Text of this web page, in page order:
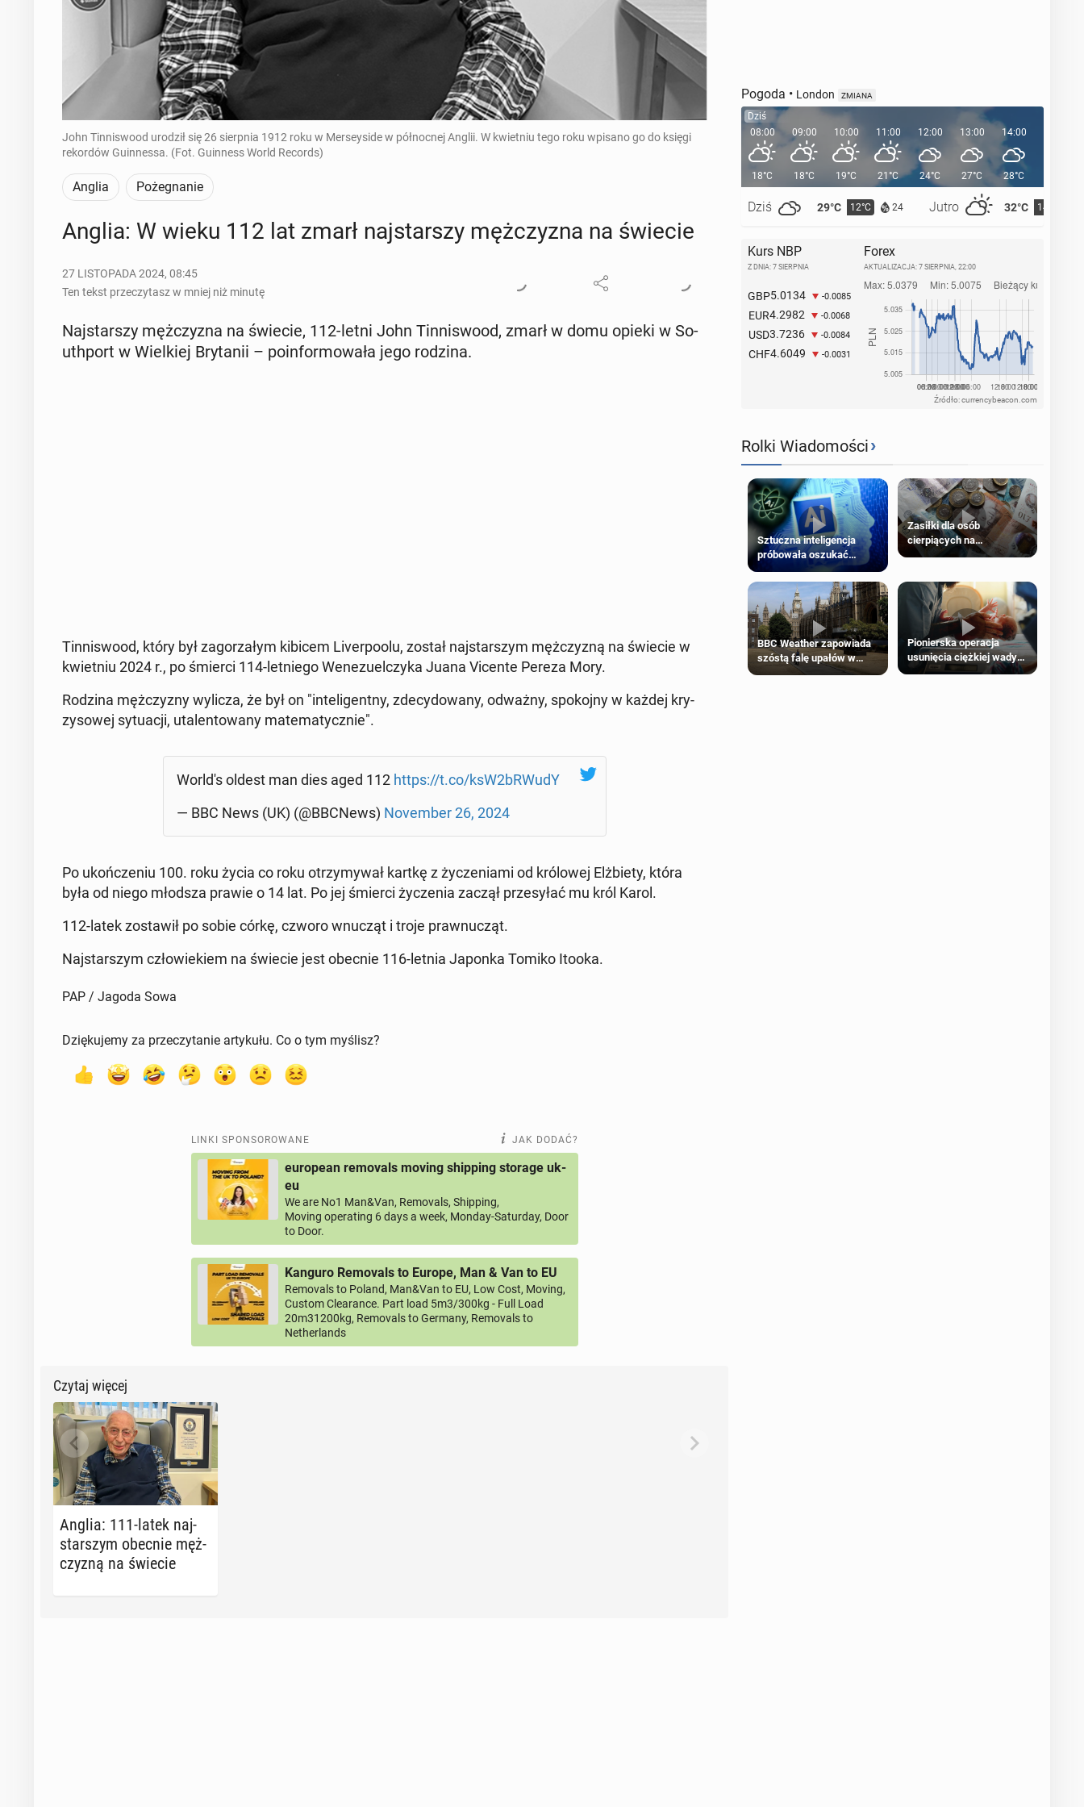
John Tinniswood urodził się 26 sierpnia 1912 roku w Merseyside w północnej Anglii. W kwietniu tego roku wpisano go do księgi
rekordów Guinnessa. (Fot. Guinness World Records)
Anglia Pożegnanie
Anglia: W wieku 112 lat zmarł naj­star­szy męż­czy­zna na świecie
27 LISTOPADA 2024, 08:45
Ten tekst przeczytasz w mniej niż minutę
Naj­star­szy męż­czy­zna na świecie, 112-letni John Tin­ni­swo­od, zmarł w domu opieki w So­
uth­port w Wiel­kiej Bry­ta­nii – po­in­for­mo­wa­ła jego rodzina.
Tin­ni­swo­od, który był za­go­rza­łym kibicem Li­ver­po­olu, został naj­star­szym męż­czy­zną na świecie w
kwiet­niu 2024 r., po śmierci 114-let­nie­go We­ne­zu­el­czy­ka Juana Vicente Pereza Mory.
Rodzina męż­czy­zny wylicza, że był on "in­te­li­gent­ny, zde­cy­do­wa­ny, odważny, spo­koj­ny w każdej kry­
zy­so­wej sy­tu­acji, uta­len­to­wa­ny ma­te­ma­tycz­nie".
World's oldest man dies aged 112 https://t.co/ksW2bRWudY
— BBC News (UK) (@BBCNews) No­vem­ber 26, 2024
Po ukoń­cze­niu 100. roku życia co roku otrzy­my­wał kartkę z ży­cze­nia­mi od kró­lo­wej Elż­bie­ty, która
była od niego młodsza prawie o 14 lat. Po jej śmierci ży­cze­nia zaczął prze­sy­łać mu król Karol.
112-latek zo­sta­wił po sobie córkę, czworo wnucząt i troje pra­wnu­cząt.
Naj­star­szym czło­wie­kiem na świecie jest obecnie 116-letnia Japonka Tomiko Itooka.
PAP / Jagoda Sowa
Dziękujemy za przeczytanie artykułu. Co o tym myślisz?
LINKI SPONSOROWANE JAK DODAĆ?
european removals moving shipping storage uk-
eu
We are No1 Man&Van, Removals, Shipping,
Moving operating 6 days a week, Monday-Saturday, Door
to Door.
Kanguro Removals to Europe, Man & Van to EU
Removals to Poland, Man&Van to EU, Low Cost, Moving,
Custom Clearance. Part load 5m3/300kg - Full Load
20m31200kg, Removals to Germany, Removals to
Netherlands
Czytaj więcej
Anglia: 111-latek naj­
star­szym obecnie męż­
czy­zną na świecie
Pogoda • London ZMIANA
Dziś
08:00
18°C
Dziś 29°C 12°C 24 Jutro 32°C 14°C
09:00
18°C
10:00
19°C
11:00
21°C
12:00
24°C
13:00
27°C
14:00
28°C
Kurs NBP
Z DNIA: 7 SIERPNIA
GBP5.0134 -0.0085
EUR4.2982 -0.0068
USD3.7236 -0.0084
CHF4.6049 -0.0031
Forex
AKTUALIZACJA: 7 SIERPNIA, 22:00
Źródło: currencybeacon.com
Rolki Wiadomości›
Sztuczna inteligencja
próbowała oszukać
człowieka
Zasiłki dla osób
cierpiących na
schorzenia psychiczne
BBC Weather zapowiada
szóstą falę upałów w
Londynie
Pionierska operacja
usunięcia ciężkiej wady
wrodzonej płodu w łonie